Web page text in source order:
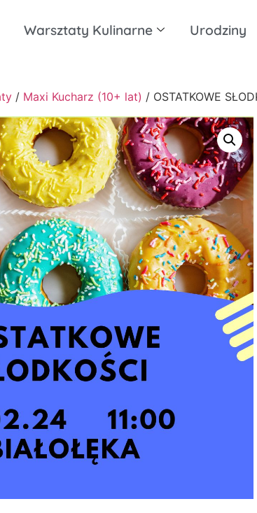
Warsztaty Kulinarne Urodziny
/ Maxi Kucharz (10+ lat) / OSTATKOWE